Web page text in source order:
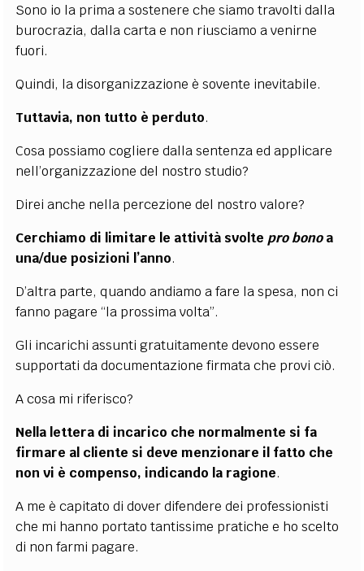
Sono io la prima a sostenere che siamo travolti dalla
burocrazia, dalla carta e non riusciamo a venirne
fuori.
Quindi, la disorganizzazione è sovente inevitabile.
Tuttavia, non tutto è perduto.
Cosa possiamo cogliere dalla sentenza ed applicare
nell’organizzazione del nostro studio?
Direi anche nella percezione del nostro valore?
Cerchiamo di limitare le attività svolte pro bonoa
una/due posizioni l’anno.
D’altra parte, quando andiamo a fare la spesa, non ci
fanno pagare “la prossima volta”.
Gli incarichi assunti gratuitamente devono essere
supportati da documentazione firmata che provi ciò.
A cosa mi riferisco?
Nella lettera di incarico che normalmente si fa
firmare al cliente si deve menzionare il fatto che
non vi è compenso, indicando la ragione.
A me è capitato di dover difendere dei professionisti
che mi hanno portato tantissime pratiche e ho scelto
di non farmi pagare.